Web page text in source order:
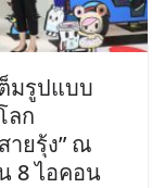
มรูปแบบ
ลก
ายรุ้ง” ณ
8 ไอคอน